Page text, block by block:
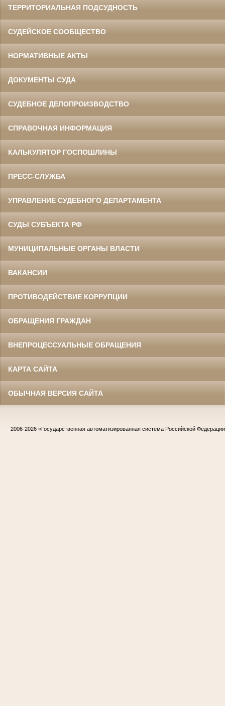
ТЕРРИТОРИАЛЬНАЯ ПОДСУДНОСТЬ
СУДЕЙСКОЕ СООБЩЕСТВО
НОРМАТИВНЫЕ АКТЫ
ДОКУМЕНТЫ СУДА
СУДЕБНОЕ ДЕЛОПРОИЗВОДСТВО
СПРАВОЧНАЯ ИНФОРМАЦИЯ
КАЛЬКУЛЯТОР ГОСПОШЛИНЫ
ПРЕСС-СЛУЖБА
УПРАВЛЕНИЕ СУДЕБНОГО ДЕПАРТАМЕНТА
СУДЫ СУБЪЕКТА РФ
МУНИЦИПАЛЬНЫЕ ОРГАНЫ ВЛАСТИ
ВАКАНСИИ
ПРОТИВОДЕЙСТВИЕ КОРРУПЦИИ
ОБРАЩЕНИЯ ГРАЖДАН
ВНЕПРОЦЕССУАЛЬНЫЕ ОБРАЩЕНИЯ
КАРТА САЙТА
ОБЫЧНАЯ ВЕРСИЯ САЙТА
2006-2026 «Государственная автоматизированная система Российской